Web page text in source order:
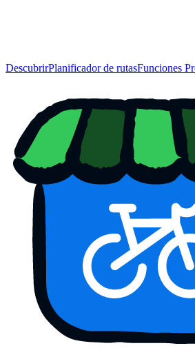
DescubrirPlanificador de rutasFunciones